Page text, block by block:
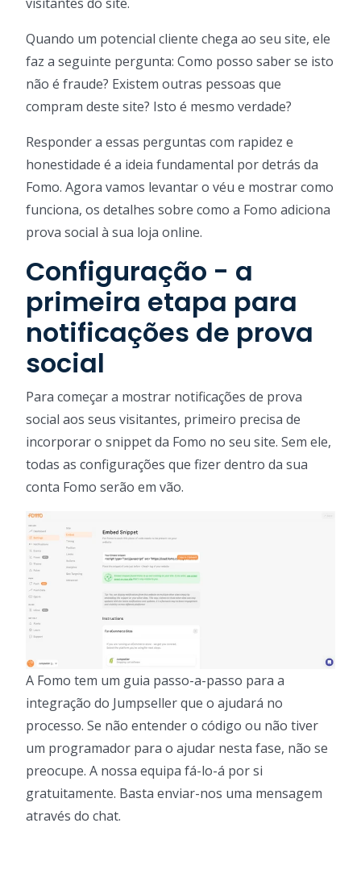
visitantes do site.
Quando um potencial cliente chega ao seu site, ele
faz a seguinte pergunta: Como posso saber se isto
não é fraude? Existem outras pessoas que
compram deste site? Isto é mesmo verdade?
Responder a essas perguntas com rapidez e
honestidade é a ideia fundamental por detrás da
Fomo. Agora vamos levantar o véu e mostrar como
funciona, os detalhes sobre como a Fomo adiciona
prova social à sua loja online.
Configuração - a
primeira etapa para
notificações de prova
social
Para começar a mostrar notificações de prova
social aos seus visitantes, primeiro precisa de
incorporar o snippet da Fomo no seu site. Sem ele,
todas as configurações que fizer dentro da sua
conta Fomo serão em vão.
A Fomo tem um guia passo-a-passo para a
integração do Jumpseller que o ajudará no
processo. Se não entender o código ou não tiver
um programador para o ajudar nesta fase, não se
preocupe. A nossa equipa fá-lo-á por si
gratuitamente. Basta enviar-nos uma mensagem
através do chat.